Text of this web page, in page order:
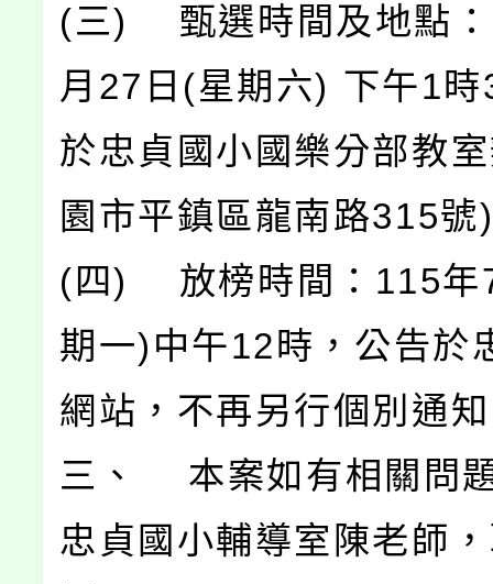
(三) 甄選時間及地點
月27日(星期六) 下午1
於忠貞國小國樂分部教
園市平鎮區龍南路315號
(四) 放榜時間：115年
期一)中午12時，公告於
網站，不再另行個別通
三、 本案如有相關問
忠貞國小輔導室陳老師